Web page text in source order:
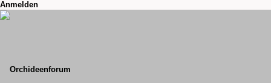
Anmelden